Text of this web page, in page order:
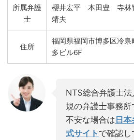
所属弁護
士
櫻井宏平 本田豊 寺
靖夫
住所
福岡県福岡市博多区冷
多ビル6F
NTS総合弁護士
規の弁護士事務所
不安な場合は 日
式サイト で確認し